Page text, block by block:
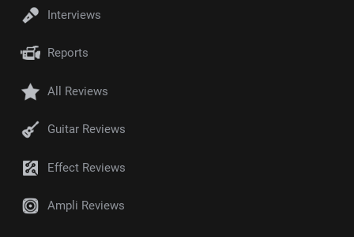
Interviews
Reports
All Reviews
Guitar Reviews
Effect Reviews
Ampli Reviews